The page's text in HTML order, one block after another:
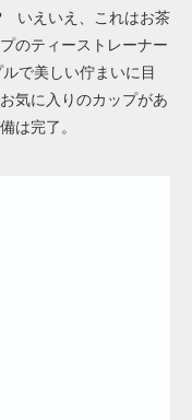
いえいえ、これはお茶
のティーストレーナー
で美しい佇まいに目
気に入りのカップがあ
は完了。